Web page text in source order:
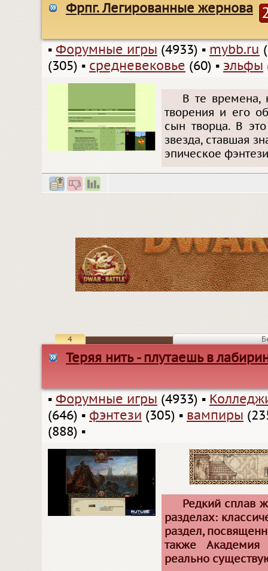
Фрпг. Легированные жернова
▪ Форумные игры (4933) ▪ mybb.ru
(305) ▪ средневековье (60) ▪ эльфы
В те времена,
творения и его
сын творца. В
звезда, ставшая
эпическое
4
Теряя нить - плутаешь в
▪ Форумные игры (4933) ▪
(646) ▪ фэнтези (305) ▪ вампиры
(888) ▪
Редкий сплав
разделах:
раздел,
также
реально